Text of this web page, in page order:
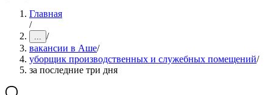
Главная
/
... /
вакансии в Аше/
уборщик производственных и служебных помещений/
за последние три дня